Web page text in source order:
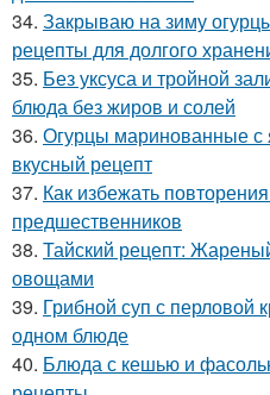
34. Закрываю на зиму
рецепты для долгого
35. Без уксуса и тройной
блюда без жиров и солей
36. Огурцы маринованные с
вкусный рецепт
37. Как избежать
предшественников
38. Тайский рецепт:
овощами
39. Грибной суп с перловой
одном блюде
40. Блюда с кешью и